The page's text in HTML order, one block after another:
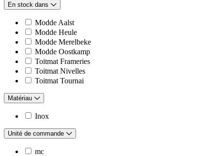
En stock dans
Modde Aalst
Modde Heule
Modde Merelbeke
Modde Oostkamp
Toitmat Frameries
Toitmat Nivelles
Toitmat Tournai
Matériau
Inox
Unité de commande
mc